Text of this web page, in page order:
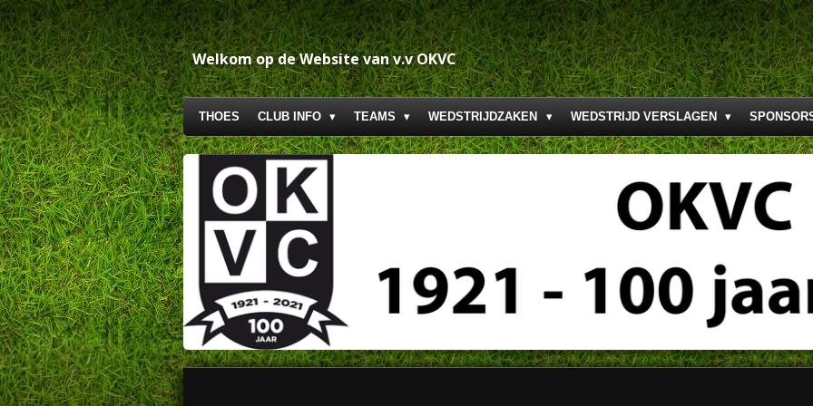
Ga
direct
naar
de
hoofdinhoud
Welkom op de Website van v.v OKVC
THOES CLUB INFO TEAMS WEDSTRIJDZAKEN WEDSTRIJD VERSLAGEN